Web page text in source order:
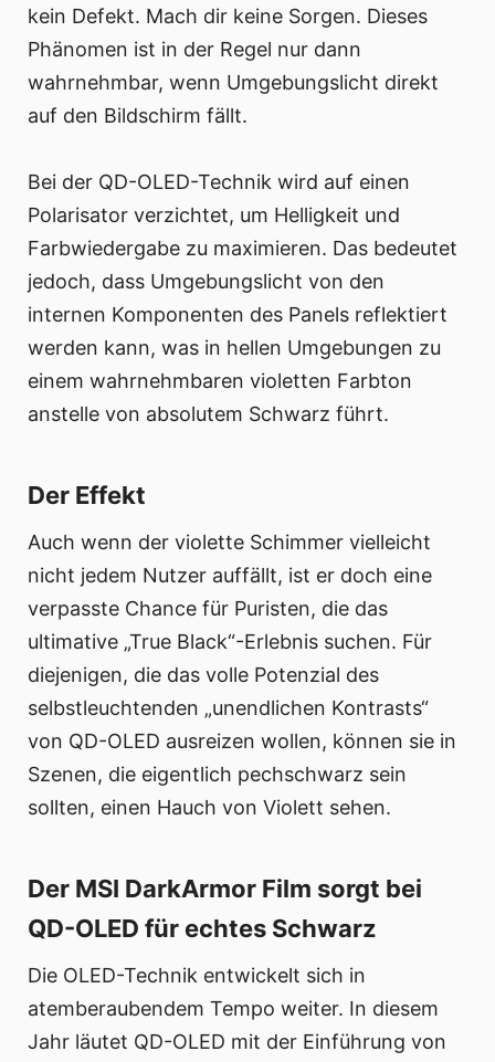
kein Defekt. Mach dir keine Sorgen. Dieses
Phänomen ist in der Regel nur dann
wahrnehmbar, wenn Umgebungslicht direkt
auf den Bildschirm fällt.
Bei der QD-OLED-Technik wird auf einen
Polarisator verzichtet, um Helligkeit und
Farbwiedergabe zu maximieren. Das bedeutet
jedoch, dass Umgebungslicht von den
internen Komponenten des Panels reflektiert
werden kann, was in hellen Umgebungen zu
einem wahrnehmbaren violetten Farbton
anstelle von absolutem Schwarz führt.
Der Effekt
Auch wenn der violette Schimmer vielleicht
nicht jedem Nutzer auffällt, ist er doch eine
verpasste Chance für Puristen, die das
ultimative „True Black“-Erlebnis suchen. Für
diejenigen, die das volle Potenzial des
selbstleuchtenden „unendlichen Kontrasts“
von QD-OLED ausreizen wollen, können sie in
Szenen, die eigentlich pechschwarz sein
sollten, einen Hauch von Violett sehen.
Der MSI DarkArmor Film sorgt bei
QD-OLED für echtes Schwarz
Die OLED-Technik entwickelt sich in
atemberaubendem Tempo weiter. In diesem
Jahr läutet QD-OLED mit der Einführung von